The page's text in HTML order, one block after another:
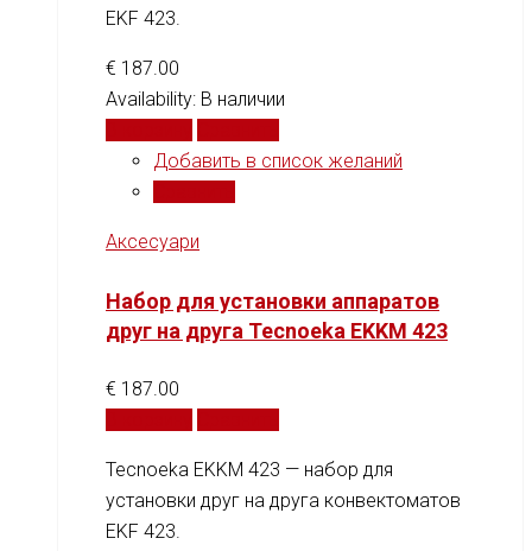
EKF 423.
€ 187.00
Availability: В наличии
Добавить в список желаний
Аксесуари
Набор для установки аппаратов
друг на друга Tecnoeka EKKM 423
€ 187.00
Tecnoeka EKKM 423 — набор для
установки друг на друга конвектоматов
EKF 423.